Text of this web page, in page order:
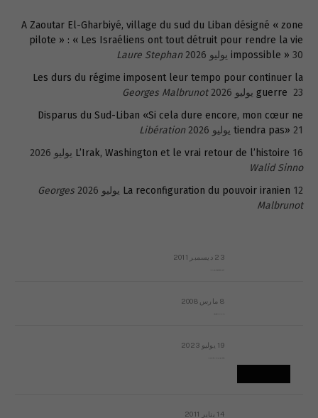
A Zaoutar El-Gharbiyé, village du sud du Liban désigné « zone
pilote » : « Les Israéliens ont tout détruit pour rendre la vie
impossible » 30 يوليو 2026
Laure Stephan
Les durs du régime imposent leur tempo pour continuer la
guerre 23 يوليو 2026
Georges Malbrunot
Disparus du Sud-Liban «Si cela dure encore, mon cœur ne
tiendra pas» 21 يوليو 2026
Libération
L’Irak, Washington et le vrai retour de l’histoire 16 يوليو 2026
Walid Sinno
La reconfiguration du pouvoir iranien 12 يوليو 2026
Georges
Malbrunot
23 ديسمبر 2011
8 مارس 2008
19 يوليو 2023
14 يناير 2011